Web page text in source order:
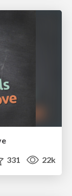
331 22k